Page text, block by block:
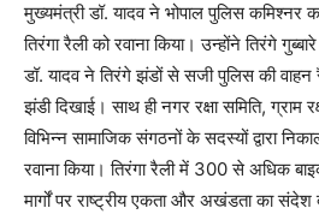
मुख्यमंत्री डॉ. यादव ने भोपाल पुलिस कमिश्नर
तिरंगा रैली को रवाना किया। उन्होंने तिरंगे
डॉ. यादव ने तिरंगे झंडों से सजी पुलिस की वाहन
झंडी दिखाई। साथ ही नगर रक्षा समिति, ग्राम
विभिन्न सामाजिक संगठनों के सदस्यों द्वारा
रवाना किया। तिरंगा रैली में 300 से अधिक
मार्गों पर राष्ट्रीय एकता और अखंडता का संदेश